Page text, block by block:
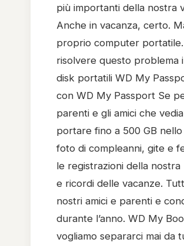
più importanti della nostra
Anche in vacanza, certo.
proprio computer
risolvere questo problema
disk portatili WD My
con WD My Passport Se
parenti e gli amici che
portare fino a 500 GB
foto di compleanni, gite e
le registrazioni della
e ricordi delle vacanze.
nostri amici e parenti e
durante l’anno. WD My
vogliamo separarci mai da